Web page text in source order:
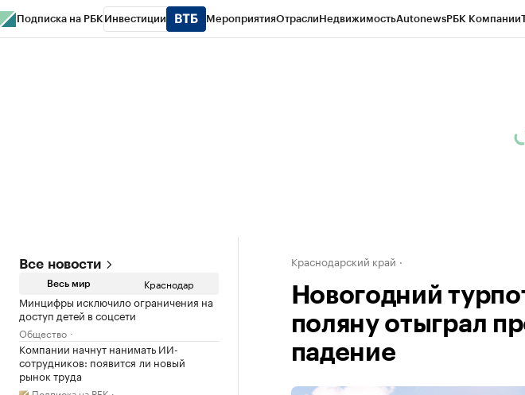
Подписка на РБК Инвестиции МероприятияОтраслиНедвижимостьAutonewsРБК Компании
Все новости
Весь мир Краснодар
Минцифры исключило ограничения на
доступ детей в соцсети
Общество
Компании начнут нанимать ИИ-
сотрудников: появится ли новый
рынок труда
Краснодарский край
Новогодний
поляну отыграл
падение